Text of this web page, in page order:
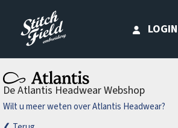
LOGIN
De Atlantis Headwear Webshop
Wilt u meer weten over Atlantis Headwear?